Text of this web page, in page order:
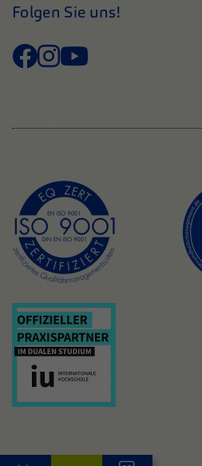
Folgen Sie uns!